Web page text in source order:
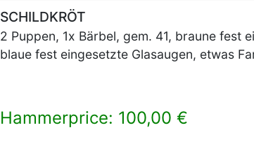
SCHILDKRÖT
2 Puppen, 1x Bärbel, gem. 41, braune fest
blaue fest eingesetzte Glasaugen, etwas
Hammerprice: 100,00 €